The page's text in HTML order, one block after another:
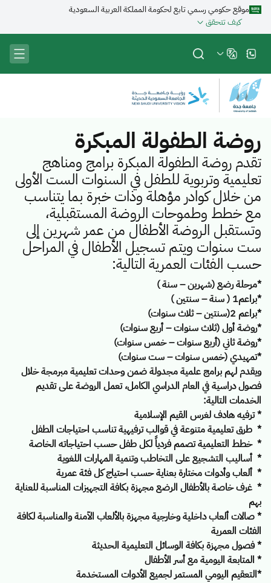
تجاوز
المحتوى
الرئيسي
موقع حكومي رسمي تابع لحكومة المملكة العربية السعودية
كيف تتحقق
روضة الطفولة المبكرة
تقدم روضة الطفولة المبكرة برامج ومناهج
تعليمية وتربوية للطفل في السنوات الست الأولى
من خلال كوادر مؤهلة وذات خبرة بما يتناسب
مع خطط وطموحات الروضة المستقبلية،
وتستقبل الروضة الأطفال من عمر شهرين إلى
ست سنوات ويتم تسجيل الأطفال في المراحل
حسب الفئات العمرية التالية:
*مرحلة رضع (شهرين – سنة )
*براعم1 ( سنة – سنتين )
*براعم 2(سنتين – ثلاث سنوات)
*روضة أول (ثلاث سنوات – أربع سنوات)
*روضة ثاني (أربع سنوات – خمس سنوات)
*تمهيدي (خمس سنوات – ست سنوات)
ويقدم لهم برامج علمية مجدولة ضمن وحدات تعليمية مبرمجة خلال
فصول دراسية في العام الدراسي الكامل،تعمل الروضة على تقديم
الخدمات التالية:
* ترفيه هادف لغرس القيم الإسلامية
* طرق تعليمية متنوعة في قوالب ترفيهية تناسب احتياجات الطفل
* خطط التعليمية تصمم فردياً لكل طفل حسب احتياجاته الخاصة
* أساليب التشجيع على التخاطب وتنمية المهارات اللغوية
* ألعاب وأدوات مختارة بعناية حسب احتياج كل فئة عمرية
* غرف خاصة بالأطفال الرضع مجهزة بكافة التجهيزات المناسبة للعناية
بهم
* صالات ألعاب داخلية وخارجية مجهزة بالألعاب الآمنة والمناسبة لكافة
الفئات العمرية
* فصول مجهزة بكافة الوسائل التعليمية الحديثة
* المتابعة اليومية مع أسر الأطفال
*التعقيم اليومي المستمر لجميع الأدوات المستخدمة